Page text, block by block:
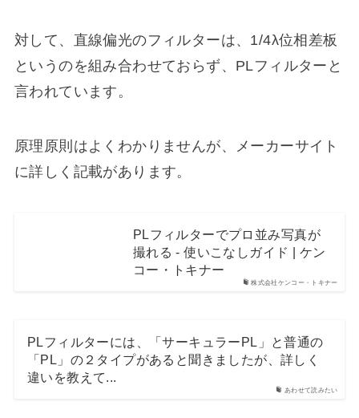
対して、直線偏光のフィルターは、1/4λ位相差板
というのを組み合わせておらず、PLフィルターと
言われています。
原理原則はよくわかりませんが、メーカーサイト
に詳しく記載があります。
株式会社ケンコー・トキナー
PLフィルターでプロ並み写真が
撮れる - 使いこなしガイド | ケン
コー・トキナー
あわせて読みたい
PLフィルターには、「サーキュラーPL」と普通の
「PL」の２タイプがあると聞きましたが、詳しく
違いを教えて...